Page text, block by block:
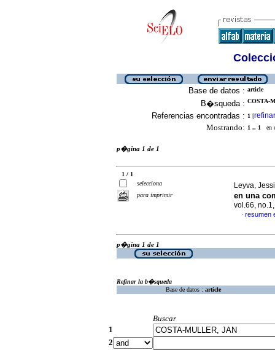
Base de datos : article
B�squeda : COSTA-
Referencias encontradas : 1 [refinar
Mostrando: 1 .. 1 en
p�gina 1 de 1
1 / 1
selecciona
para imprimir
Leyva,
en una
vol.66,
· resumen
p�gina 1 de 1
Refinar la b�squeda
Base de datos : article
Buscar
1
2